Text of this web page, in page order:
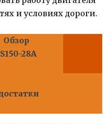
и условиях дороги.
Обзор
28A